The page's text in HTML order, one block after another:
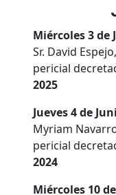
Miércoles 3 de
Sr. David
pericial
2025
Jueves 4 de
Myriam
pericial
2024
Miércoles 10